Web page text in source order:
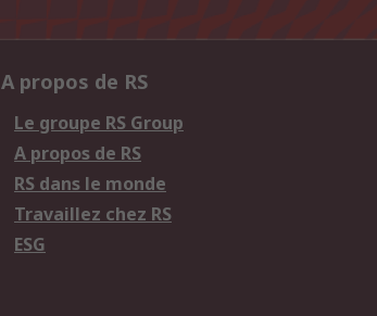
A propos de RS
Le groupe RS Group
A propos de RS
RS dans le monde
Travaillez chez RS
ESG